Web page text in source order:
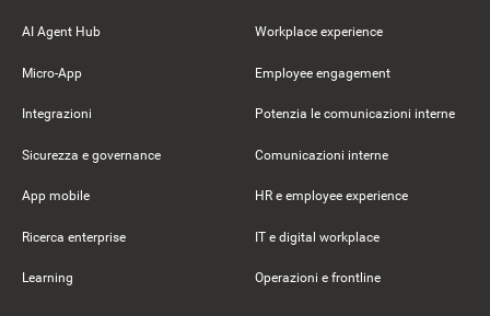
AI Agent Hub
Micro-App
Integrazioni
Sicurezza e governance
App mobile
Ricerca enterprise
Learning
Workplace experience
Employee engagement
Potenzia le comunicazioni interne
Comunicazioni interne
HR e employee experience
IT e digital workplace
Operazioni e frontline